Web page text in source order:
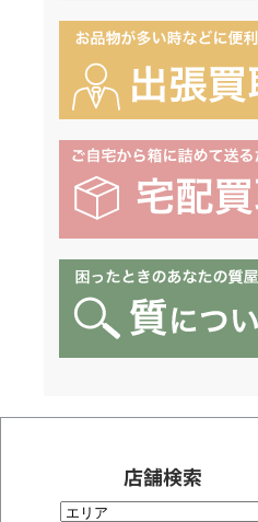
店舗検索